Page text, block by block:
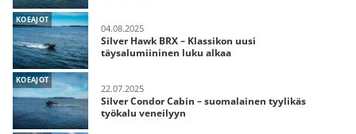
KOEAJOT
04.08.2025
Silver Hawk BRX – Klassikon uusi
täysalumiininen luku alkaa
KOEAJOT
22.07.2025
Silver Condor Cabin – suomalainen tyylikäs
työkalu veneilyyn